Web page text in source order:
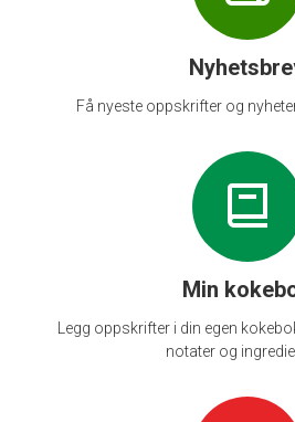
Få nyeste oppskrifter og
Min
Legg oppskrifter i din egen
notater og